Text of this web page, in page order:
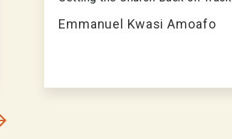
Emmanuel Kwasi Amoafo